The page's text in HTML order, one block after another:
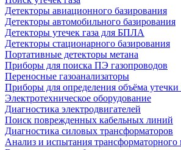
Детекторы авиационного базирования
Детекторы автомобильного базирования
Детекторы утечек газа для БПЛА
Детекторы стационарного базирования
Портативные детекторы метана
Приборы для поиска ПЭ газопроводов
Переносные газоанализаторы
Приборы для определения объёма утечки
Электротехническое оборудование
Диагностика электродвигателей
Поиск поврежденных кабельных линий
Диагностика силовых трансформаторов
Анализ и испытания трансформаторного